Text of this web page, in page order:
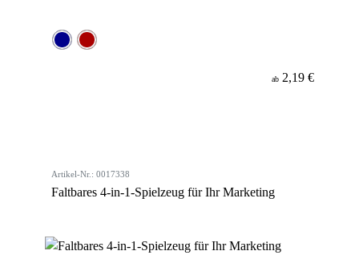
ab 2,19 €
Artikel-Nr.: 0017338
Faltbares 4-in-1-Spielzeug für Ihr Marketing